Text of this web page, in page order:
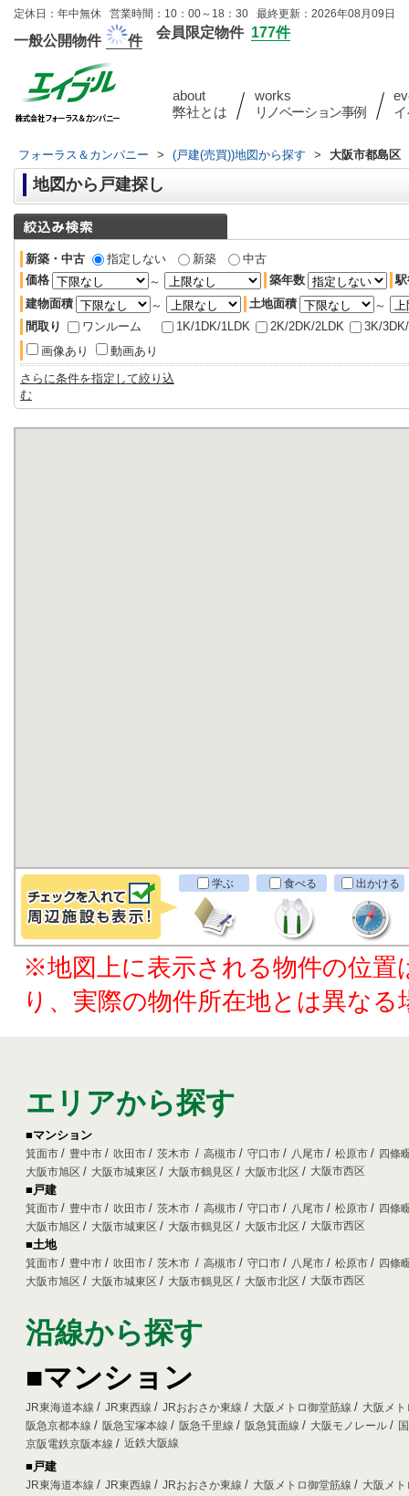
定休日：年中無休 営業時間：10：00～18：30 最終更新：2026年08月09日
一般公開物件 件
会員限定物件 177件
about
弊社とは
works
リノベーション事例
フォーラス＆カンパニー > (戸建(売買))地図から探す > 大阪市都島区
地図から戸建探し
新築・中古 指定しない 新築
中古
価格
～ 築年数
建物面積
～ 土地面積
～
間取り
ワンルーム 1K/1DK/1LDK 2K/2DK/2LDK
3K/
画像あり
動画あり
さらに条件を指定して絞り込
む
学ぶ 食べる 出かける
※地図上に表示される物件の位置
り、実際の物件所在地とは異な
エリアから探す
■マンション
箕面市 豊中市 吹田市 茨木市 高槻市 守口市 八尾市 松原市
四條
大阪市旭区
大阪市城東区 大阪市鶴見区 大阪市北区 大阪市西区
■戸建
箕面市 豊中市 吹田市 茨木市 高槻市 守口市 八尾市 松原市
四條
大阪市旭区
大阪市城東区 大阪市鶴見区 大阪市北区 大阪市西区
■土地
箕面市 豊中市 吹田市 茨木市 高槻市 守口市 八尾市 松原市
四條
大阪市旭区
大阪市城東区 大阪市鶴見区 大阪市北区 大阪市西区
沿線から探す
■マンション
JR東海道本線 JR東西線 JRおおさか東線 大阪メトロ御堂筋線
大阪メ
阪急京都本線
阪急宝塚本線 阪急千里線 阪急箕面線 大阪モノレール
京阪電鉄京阪本線
近鉄大阪線
■戸建
JR東海道本線 JR東西線 JRおおさか東線 大阪メトロ御堂筋線
大阪メ